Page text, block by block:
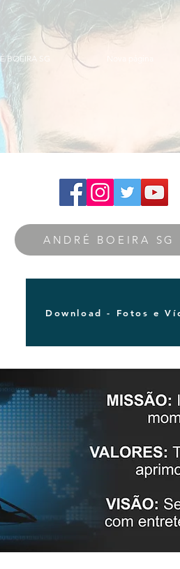
BOEIRA SG
ANDRÉ BOEIRA SG
Download - Fotos e